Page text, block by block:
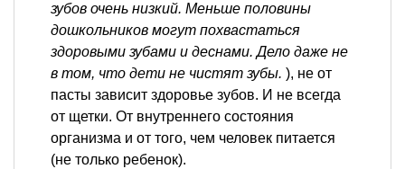
зубов очень низкий. Меньше половины
дошкольников могут похвастаться
здоровыми зубами и деснами. Дело даже не
в том, что дети не чистят зубы. ), не от
пасты зависит здоровье зубов. И не всегда
от щетки. От внутреннего состояния
организма и от того, чем человек питается
(не только ребенок).